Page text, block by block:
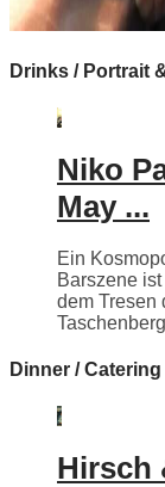
Drinks / Portrait
Niko
May ...
Ein
Barszene
dem Tresen
Dinner / Catering
Hirsch